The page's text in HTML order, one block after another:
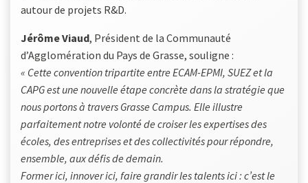
autour de projets R&D.
Jérôme Viaud, Président de la Communauté
d’Agglomération du Pays de Grasse, souligne :
« Cette convention tripartite entre ECAM-EPMI, SUEZ et la
CAPG est une nouvelle étape concrète dans la stratégie que
nous portons à travers Grasse Campus. Elle illustre
parfaitement notre volonté de croiser les expertises des
écoles, des entreprises et des collectivités pour répondre,
ensemble, aux défis de demain.
Former ici, innover ici, faire grandir les talents ici : c’est le